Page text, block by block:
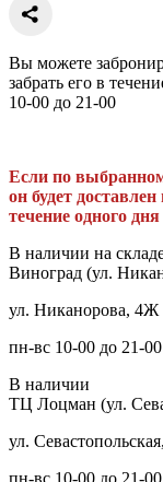
Вы можете
забрать его в
10-00 до 21-00
Если по
он будет
течение одного дня
В наличии на
Виноград (ул.
ул. Никанорова, 4Ж
пн-вс 10-00 до 21-00
В наличии
ТЦ Лоцман (ул.
ул.
пн-вс 10-00 до 21-00